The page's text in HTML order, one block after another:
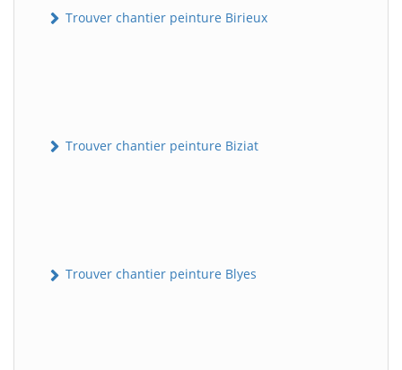
Trouver chantier peinture Birieux
Trouver chantier peinture Biziat
Trouver chantier peinture Blyes